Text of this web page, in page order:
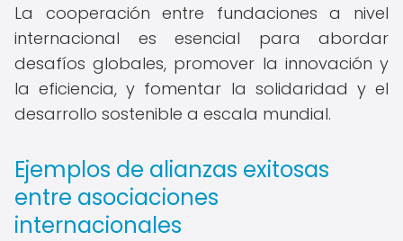
La cooperación entre fundaciones a nivel
internacional es esencial para abordar
desafíos globales, promover la innovación y
la eficiencia, y fomentar la solidaridad y el
desarrollo sostenible a escala mundial.
Ejemplos de alianzas exitosas
entre asociaciones
internacionales